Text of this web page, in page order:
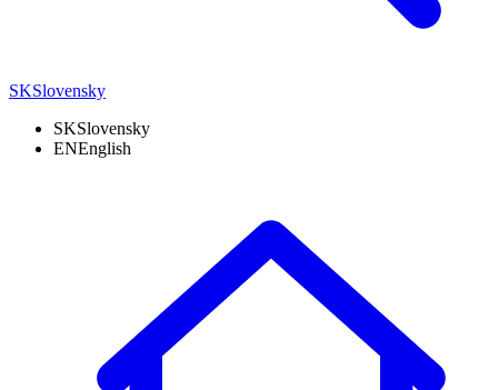
SKSlovensky
SKSlovensky
ENEnglish